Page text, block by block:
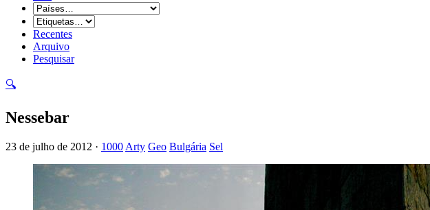
Recentes
Arquivo
Pesquisar
🔍
Nessebar
23 de julho de 2012 · 1000 Arty Geo Bulgária Sel